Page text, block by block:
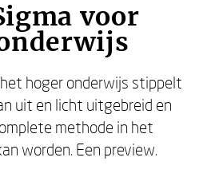
voor
hoger onderwijs stippelt
uit en licht uitgebreid en
methode in het
worden. Een preview.